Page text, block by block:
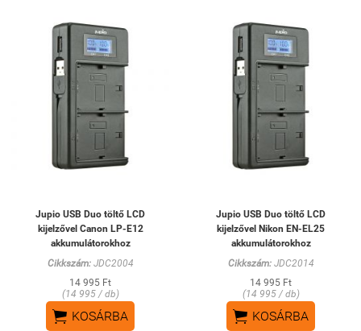
Jupio USB Duo töltő LCD
kijelzővel Canon LP-E12
akkumulátorokhoz
Cikkszám:JDC2004
14 995 Ft
(14 995 / db)
 KOSÁRBA
Jupio USB Duo töltő LCD
kijelzővel Nikon EN-EL25
akkumulátorokhoz
Cikkszám:JDC2014
14 995 Ft
(14 995 / db)
 KOSÁRBA